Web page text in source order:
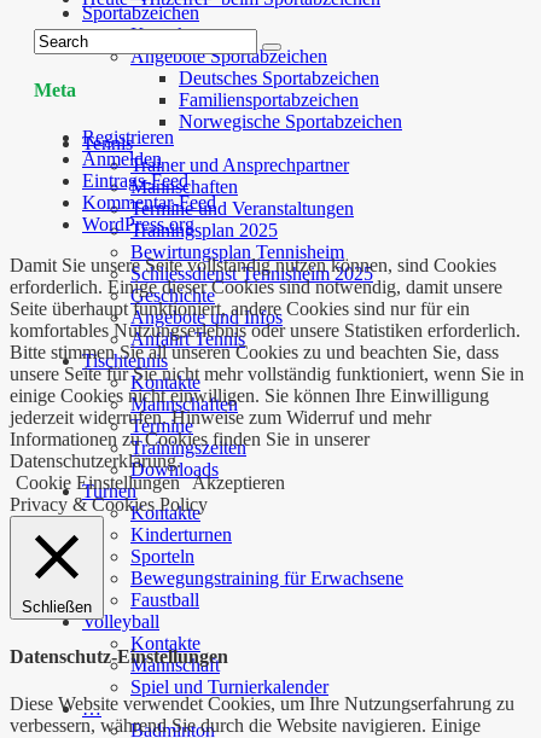
Sportabzeichen
Kontakte
Angebote Sportabzeichen
Deutsches Sportabzeichen
Familiensportabzeichen
Norwegische Sportabzeichen
Tennis
Trainer und Ansprechpartner
Mannschaften
Termine und Veranstaltungen
Trainingsplan 2025
Bewirtungsplan Tennisheim
Schliessdienst Tennisheim 2025
Geschichte
Angebote und Infos
Anfahrt Tennis
Tischtennis
Kontakte
Mannschaften
Termine
Trainingszeiten
Downloads
Turnen
Kontakte
Kinderturnen
Sporteln
Bewegungstraining für Erwachsene
Faustball
Volleyball
Kontakte
Mannschaft
Spiel und Turnierkalender
…
Badminton
Meta
Registrieren
Anmelden
Eintrags-Feed
Kommentar-Feed
WordPress.org
Damit Sie unsere Seite vollständig nutzen können, sind Cookies
erforderlich. Einige dieser Cookies sind notwendig, damit unsere
Seite überhaupt funktioniert, andere Cookies sind nur für ein
komfortables Nutzungserlebnis oder unsere Statistiken erforderlich.
Bitte stimmen Sie all unseren Cookies zu und beachten Sie, dass
unsere Seite für Sie nicht mehr vollständig funktioniert, wenn Sie in
einige Cookies nicht einwilligen. Sie können Ihre Einwilligung
jederzeit widerrufen. Hinweise zum Widerruf und mehr
Informationen zu Cookies finden Sie in unserer
Datenschutzerklärung.
Cookie Einstellungen Akzeptieren
Privacy & Cookies Policy
Schließen
Datenschutz-Einstellungen
Diese Website verwendet Cookies, um Ihre Nutzungserfahrung zu
verbessern, während Sie durch die Website navigieren. Einige